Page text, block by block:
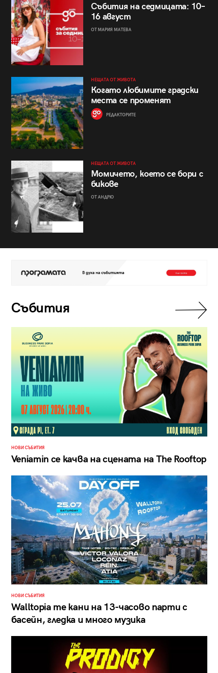
Събития на седмицата: 10–
16 август
ОТ МАРИЯ МАТЕВА
НЕЩАТА ОТ ЖИВОТА
Когато любимите градски
места се променят
РЕДАКТОРИТЕ
НЕЩАТА ОТ ЖИВОТА
Момичето, което се бори с
бикове
ОТ АНДРЮ
Събития
НОВИ СЪБИТИЯ
Veniamin се качва на сцената на The Rooftop
НОВИ СЪБИТИЯ
Walltopia те кани на 13-часово парти с
басейн, гледка и много музика